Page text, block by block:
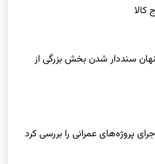
کالا
سنددار شدن بخش بزرگی از
پروژه‌های عمرانی را بررسی کرد